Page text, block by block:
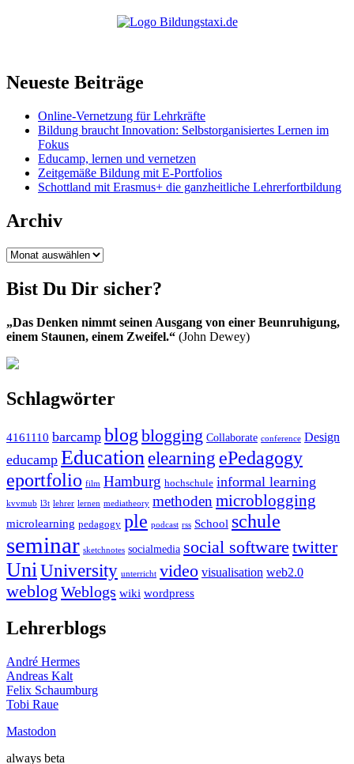
Neueste Beiträge
Online-Vernetzung für Lehrkräfte
Bildung braucht Innovation: Selbstorganisiertes Lernen im
Fokus
Educamp, lernen und vernetzen
Zeitgemäße Bildung mit E-Portfolios
Schottland mit Erasmus+ die ganzheitliche Lehrerfortbildung
Archiv
Archiv
Bist Du Dir sicher?
„Das Denken nimmt seinen Ausgang von einer Beunruhigung,
einem Staunen, einem Zweifel.“ (John Dewey)
Schlagwörter
4161110 barcamp blogblogging Collaborate conference Design
educamp Education elearning ePedagogy
eportfolio film Hamburg hochschule informal learning
kvvmub l3t lehrer lernen mediatheory methodenmicroblogging
microlearning pedagogy ple podcast rss School schule
seminar sketchnotes socialmedia social software twitter
UniUniversity unterricht video visualisation web2.0
weblog Weblogs wiki wordpress
Lehrerblogs
André Hermes
Andreas Kalt
Felix Schaumburg
Tobi Raue
Mastodon
always beta